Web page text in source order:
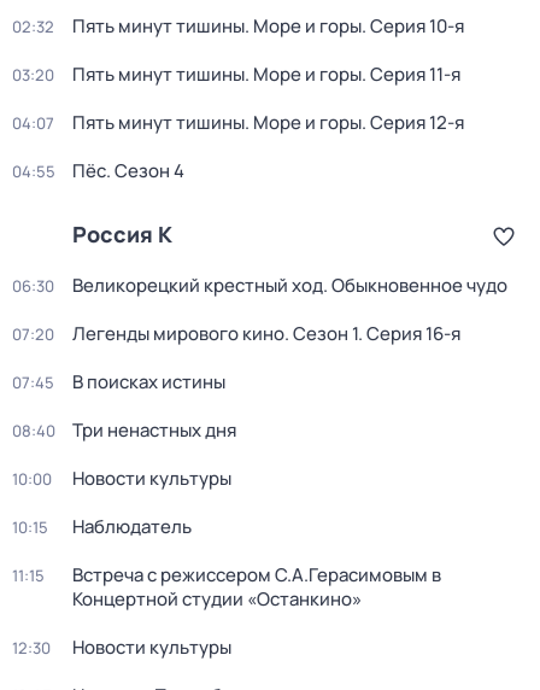
02:32 Пять минут тишины. Море и горы. Серия 10-я
03:20 Пять минут тишины. Море и горы. Серия 11-я
04:07 Пять минут тишины. Море и горы. Серия 12-я
04:55 Пёс. Сезон 4
Россия К
06:30 Великорецкий крестный ход. Обыкновенное чудо
07:20 Легенды мирового кино. Сезон 1. Серия 16-я
07:45 В поисках истины
08:40 Три ненастных дня
10:00 Новости культуры
10:15 Наблюдатель
11:15
Встреча с режиссером С.А.Герасимовым в
Концертной студии «Останкино»
12:30 Новости культуры